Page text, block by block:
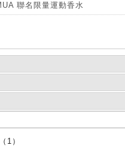
聯名限量運動香水
1）